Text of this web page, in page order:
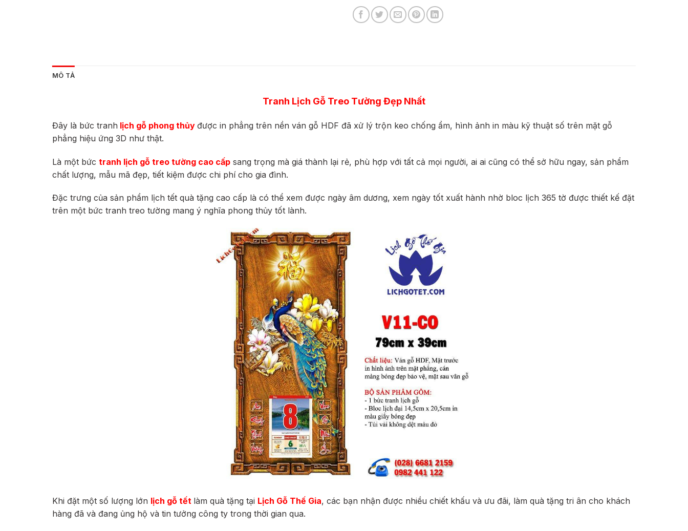
MÔ TẢ
Tranh Lịch Gỗ Treo Tường Đẹp Nhất
Đây là bức tranh lịch gỗ phong thủy được in phẳng trên nền ván gỗ HDF đã xử lý trộn keo chống ẩm, hình ảnh in màu kỹ thuật số trên mặt gỗ
phẳng hiệu ứng 3D như thật.
Là một bức tranh lịch gỗ treo tường cao cấp sang trọng mà giá thành lại rẻ, phù hợp với tất cả mọi người, ai ai cũng có thể sở hữu ngay, sản phẩm
chất lượng, mẫu mã đẹp, tiết kiệm được chi phí cho gia đình.
Đặc trưng của sản phẩm lịch tết quà tặng cao cấp là có thể xem được ngày âm dương, xem ngày tốt xuất hành nhờ bloc lịch 365 tờ được thiết kế đặt
trên một bức tranh treo tường mang ý nghĩa phong thủy tốt lành.
Khi đặt một số lượng lớn lịch gỗ tết làm quà tặng tại Lịch Gỗ Thế Gia, các bạn nhận được nhiều chiết khấu và ưu đãi, làm quà tặng tri ân cho khách
hàng đã và đang ủng hộ và tin tưởng công ty trong thời gian qua.